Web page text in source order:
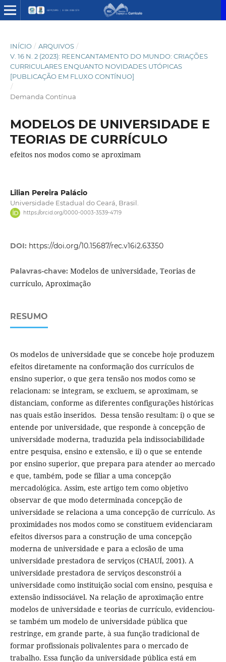
INÍCIO / ARQUIVOS /
V. 16 N. 2 (2023): REENCANTAMENTO DO MUNDO: CRIAÇÕES
CURRICULARES ENQUANTO NOVIDADES UTÓPICAS
[PUBLICAÇÃO EM FLUXO CONTÍNUO]
/
Demanda Contínua
MODELOS DE UNIVERSIDADE E
TEORIAS DE CURRÍCULO
efeitos nos modos como se aproximam
Lilian Pereira Palácio
Universidade Estadual do Ceará, Brasil.
https://orcid.org/0000-0003-3539-4719
DOI: https://doi.org/10.15687/rec.v16i2.63350
Palavras-chave: Modelos de universidade, Teorias de
currículo, Aproximação
RESUMO
Os modelos de universidade que se concebe hoje produzem
efeitos diretamente na conformação dos currículos de
ensino superior, o que gera tensão nos modos como se
relacionam: se integram, se excluem, se aproximam, se
distanciam, conforme as diferentes configurações históricas
nas quais estão inseridos. Dessa tensão resultam: i) o que se
entende por universidade, que responde à concepção de
universidade moderna, traduzida pela indissociabilidade
entre pesquisa, ensino e extensão, e ii) o que se entende
por ensino superior, que prepara para atender ao mercado
e que, também, pode se filiar a uma concepção
mercadológica. Assim, este artigo tem como objetivo
observar de que modo determinada concepção de
universidade se relaciona a uma concepção de currículo. As
proximidades nos modos como se constituem evidenciaram
efeitos diversos para a construção de uma concepção
moderna de universidade e para a eclosão de uma
universidade prestadora de serviços (CHAUÍ, 2001). A
universidade prestadora de serviços desconstrói a
universidade como instituição social com ensino, pesquisa e
extensão indissociável. Na relação de aproximação entre
modelos de universidade e teorias de currículo, evidenciou-
se também um modelo de universidade pública que
restringe, em grande parte, à sua função tradicional de
formar profissionais polivalentes para o mercado de
trabalho. Essa função da universidade pública está em